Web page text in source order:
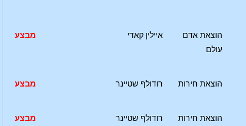
הוצאת אדם
עולם
איילין קאדי מבצע
הוצאת חירות רודולף שטיינר מבצע
הוצאת חירות רודולף שטיינר מבצע